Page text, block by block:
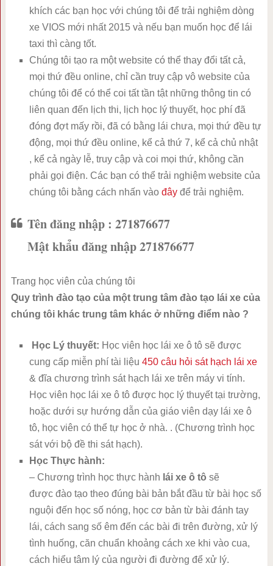
khích các bạn học với chúng tôi để trải nghiệm dòng
xe VIOS mới nhất 2015 và nếu bạn muốn học để lái
taxi thì càng tốt.
Chúng tôi tạo ra một website có thể thay đổi tất cả,
mọi thứ đều online, chỉ cần truy cập vô website của
chúng tôi để có thể coi tất tần tật những thông tin có
liên quan đến lịch thi, lịch học lý thuyết, học phí đã
đóng đợt mấy rồi, đã có bằng lái chưa, mọi thứ đều tự
động, mọi thứ đều online, kể cả thứ 7, kể cả chủ nhật
, kể cả ngày lễ, truy cập và coi mọi thứ, không cần
phải gọi điện. Các bạn có thể trải nghiệm website của
chúng tôi bằng cách nhấn vào đâyđể trải nghiệm.
Tên đăng nhập : 271876677
Mật khẩu đăng nhập 271876677
Trang học viên của chúng tôi
Quy trình đào tạo của một trung tâm đào tạo lái xe của
chúng tôi khác trung tâm khác ở những điểm nào ?
Học Lý thuyết: Học viên học lái xe ô tô sẽ được
cung cấp miễn phí tài liệu 450 câu hỏi sát hạch lái xe
& đĩa chương trình sát hạch lái xe trên máy vi tính.
Học viên học lái xe ô tô được học lý thuyết tại trường,
hoặc dưới sự hướng dẫn của giáo viên dạy lái xe ô
tô, học viên có thể tự học ở nhà. . (Chương trình học
sát với bộ đề thi sát hạch).
Học Thực hành:
– Chương trình học thực hành lái xe ô tô sẽ
được đào tạo theo đúng bài bản bắt đầu từ bài học số
nguội đến học số nóng, học cơ bản từ bài đánh tay
lái, cách sang số êm đến các bài đi trên đường, xử lý
tình huống, căn chuẩn khoảng cách xe khi vào cua,
cách hiểu tâm lý của người đi đường để xử lý.